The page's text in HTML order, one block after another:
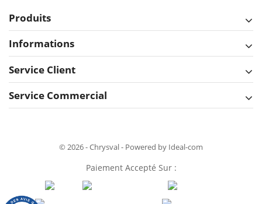
Produits
Informations
Service Client
Service Commercial
© 2026 - Chrysval - Powered by Ideal-com
Paiement Accepté Sur :